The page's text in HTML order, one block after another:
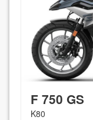
F 750 GS
K80